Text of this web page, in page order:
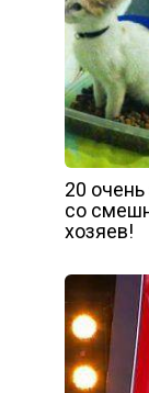
20
со
хозяев!